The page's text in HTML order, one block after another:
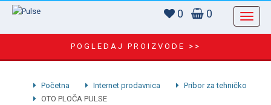
0 0
POGLEDAJ PROIZVODE >>
Početna Internet prodavnica
Pribor za tehničko
OTO PLOČA PULSE